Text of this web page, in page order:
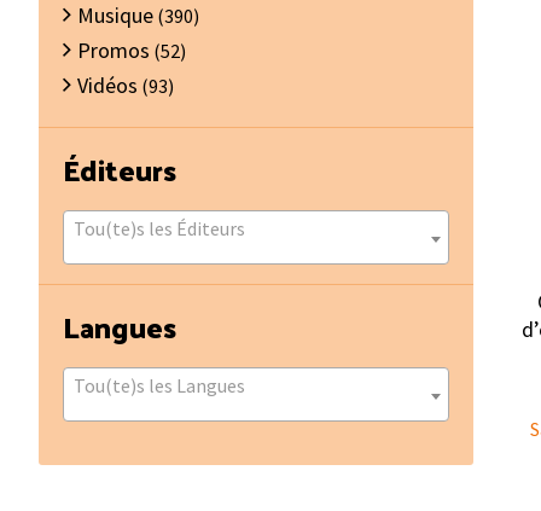
Musique (390)
Promos (52)
Vidéos (93)
Éditeurs
Tou(te)s les Éditeurs
Langues
Tou(te)s les Langues